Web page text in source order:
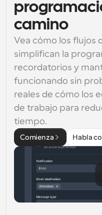
camino
Vea cómo los flujos
simplifican la
recordatorios y
funcionando sin
reales de cómo los
de trabajo para
tiempo.
Comienza Habla